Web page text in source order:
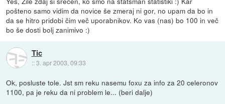
pošteno samo vidim da novice še zmeraj ni gor, no upam da bo in
da se hitro pridobi čim več uporabnikov. Ko vas (nas) bo 100 in več
bo še dosti bolj zanimivo :)
Tic
::3. apr 2003, 09:33
Ok, posluste tole. Jst sm reku nasemu foxu za info za 20 celeronov
1100, pa je reku da ni problem le... (beri dalje)